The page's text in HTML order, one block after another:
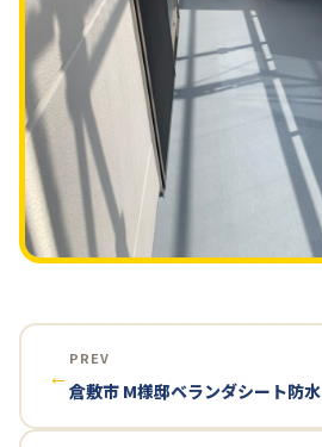
←
PREV
倉敷市 M様邸ベランダシート防水